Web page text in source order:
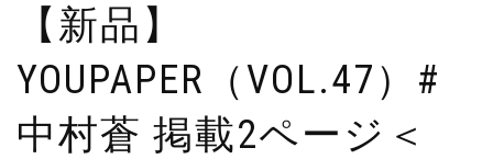
【新品】
YOUPAPER（VOL.47）#
中村蒼 掲載2ページ＜